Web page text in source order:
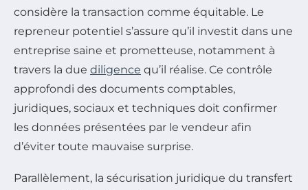
considère la transaction comme équitable. Le
repreneur potentiel s’assure qu’il investit dans une
entreprise saine et prometteuse, notamment à
travers la due diligence qu’il réalise. Ce contrôle
approfondi des documents comptables,
juridiques, sociaux et techniques doit confirmer
les données présentées par le vendeur afin
d’éviter toute mauvaise surprise.
Parallèlement, la sécurisation juridique du transfert